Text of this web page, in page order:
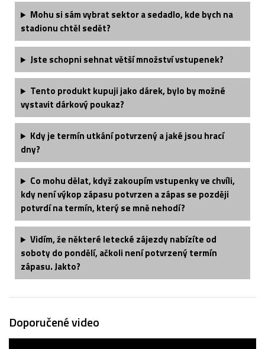
Mohu si sám vybrat sektor a sedadlo, kde bych na
stadionu chtěl sedět?​
Jste schopni sehnat větší množství vstupenek?
Tento produkt kupuji jako dárek, bylo by možné
vystavit dárkový poukaz?
Kdy je termín utkání potvrzený a jaké jsou hrací
dny?
Co mohu dělat, když zakoupím vstupenky ve chvíli,
kdy není výkop zápasu potvrzen a zápas se později
potvrdí na termín, který se mně nehodí?
Vidím, že některé letecké zájezdy nabízíte od
soboty do pondělí, ačkoli není potvrzený termín
zápasu. Jakto?
Doporučené video